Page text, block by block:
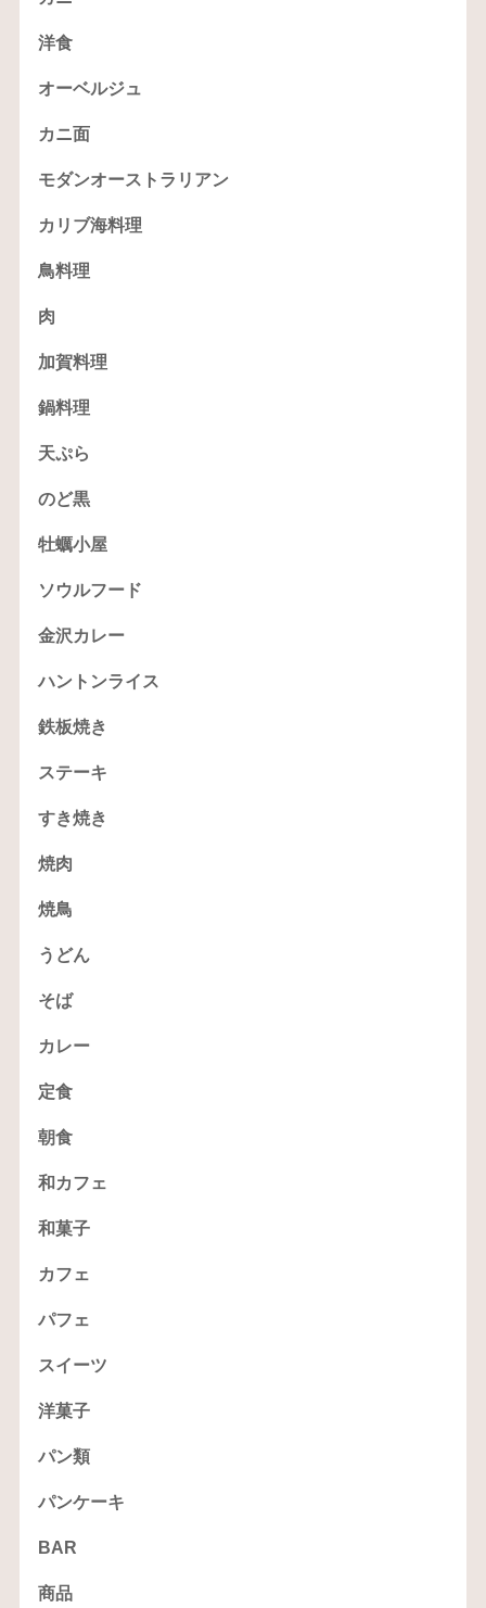
洋食
オーベルジュ
カニ面
モダンオーストラリアン
カリブ海料理
鳥料理
肉
加賀料理
鍋料理
天ぷら
のど黒
牡蠣小屋
ソウルフード
金沢カレー
ハントンライス
鉄板焼き
ステーキ
すき焼き
焼肉
焼鳥
うどん
そば
カレー
定食
朝食
和カフェ
和菓子
カフェ
パフェ
スイーツ
洋菓子
パン類
パンケーキ
BAR
商品